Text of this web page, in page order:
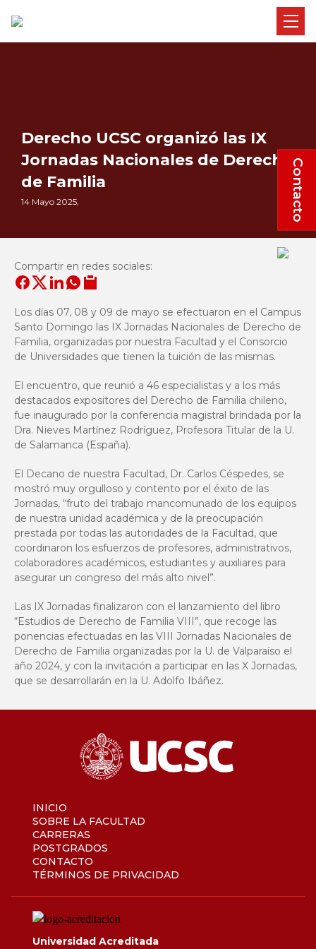
Derecho UCSC organizó las IX
Jornadas Nacionales de Derecho
de Familia
14 Mayo 2025,
Compartir en redes sociales:
Los días 07, 08 y 09 de mayo se efectuaron en el Campus
Santo Domingo las IX Jornadas Nacionales de Derecho de
Familia, organizadas por nuestra Facultad y el Consorcio
de Universidades que tienen la tuición de las mismas.
El encuentro, que reunió a 46 especialistas y a los más
destacados expositores del Derecho de Familia chileno,
fue inaugurado por la conferencia magistral brindada por la
Dra. Nieves Martínez Rodríguez, Profesora Titular de la U.
de Salamanca (España).
El Decano de nuestra Facultad, Dr. Carlos Céspedes, se
mostró muy orgulloso y contento por el éxito de las
Jornadas, “fruto del trabajo mancomunado de los equipos
de nuestra unidad académica y de la preocupación
prestada por todas las autoridades de la Facultad, que
coordinaron los esfuerzos de profesores, administrativos,
colaboradores académicos, estudiantes y auxiliares para
asegurar un congreso del más alto nivel”.
Las IX Jornadas finalizaron con el lanzamiento del libro
“Estudios de Derecho de Familia VIII”, que recoge las
ponencias efectuadas en las VIII Jornadas Nacionales de
Derecho de Familia organizadas por la U. de Valparaíso el
año 2024, y con la invitación a participar en las X Jornadas,
que se desarrollarán en la U. Adolfo Ibáñez.
Contacto
INICIO
SOBRE LA FACULTAD
CARRERAS
POSTGRADOS
CONTACTO
TÉRMINOS DE PRIVACIDAD
Universidad Acreditada